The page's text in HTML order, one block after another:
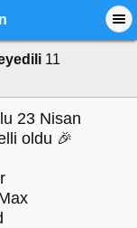
11
23 Nisan
oldu 🎉